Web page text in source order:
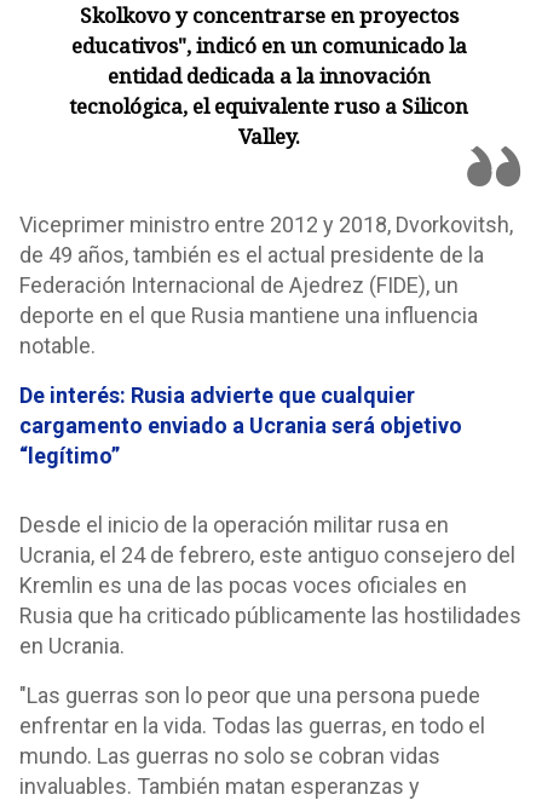
Skolkovo y concentrarse en proyectos
educativos", indicó en un comunicado la
entidad dedicada a la innovación
tecnológica, el equivalente ruso a Silicon
Valley.
Viceprimer ministro entre 2012 y 2018, Dvorkovitsh,
de 49 años, también es el actual presidente de la
Federación Internacional de Ajedrez (FIDE), un
deporte en el que Rusia mantiene una influencia
notable.
De interés: Rusia advierte que cualquier
cargamento enviado a Ucrania será objetivo
“legítimo”
Desde el inicio de la operación militar rusa en
Ucrania, el 24 de febrero, este antiguo consejero del
Kremlin es una de las pocas voces oficiales en
Rusia que ha criticado públicamente las hostilidades
en Ucrania.
"Las guerras son lo peor que una persona puede
enfrentar en la vida. Todas las guerras, en todo el
mundo. Las guerras no solo se cobran vidas
invaluables. También matan esperanzas y